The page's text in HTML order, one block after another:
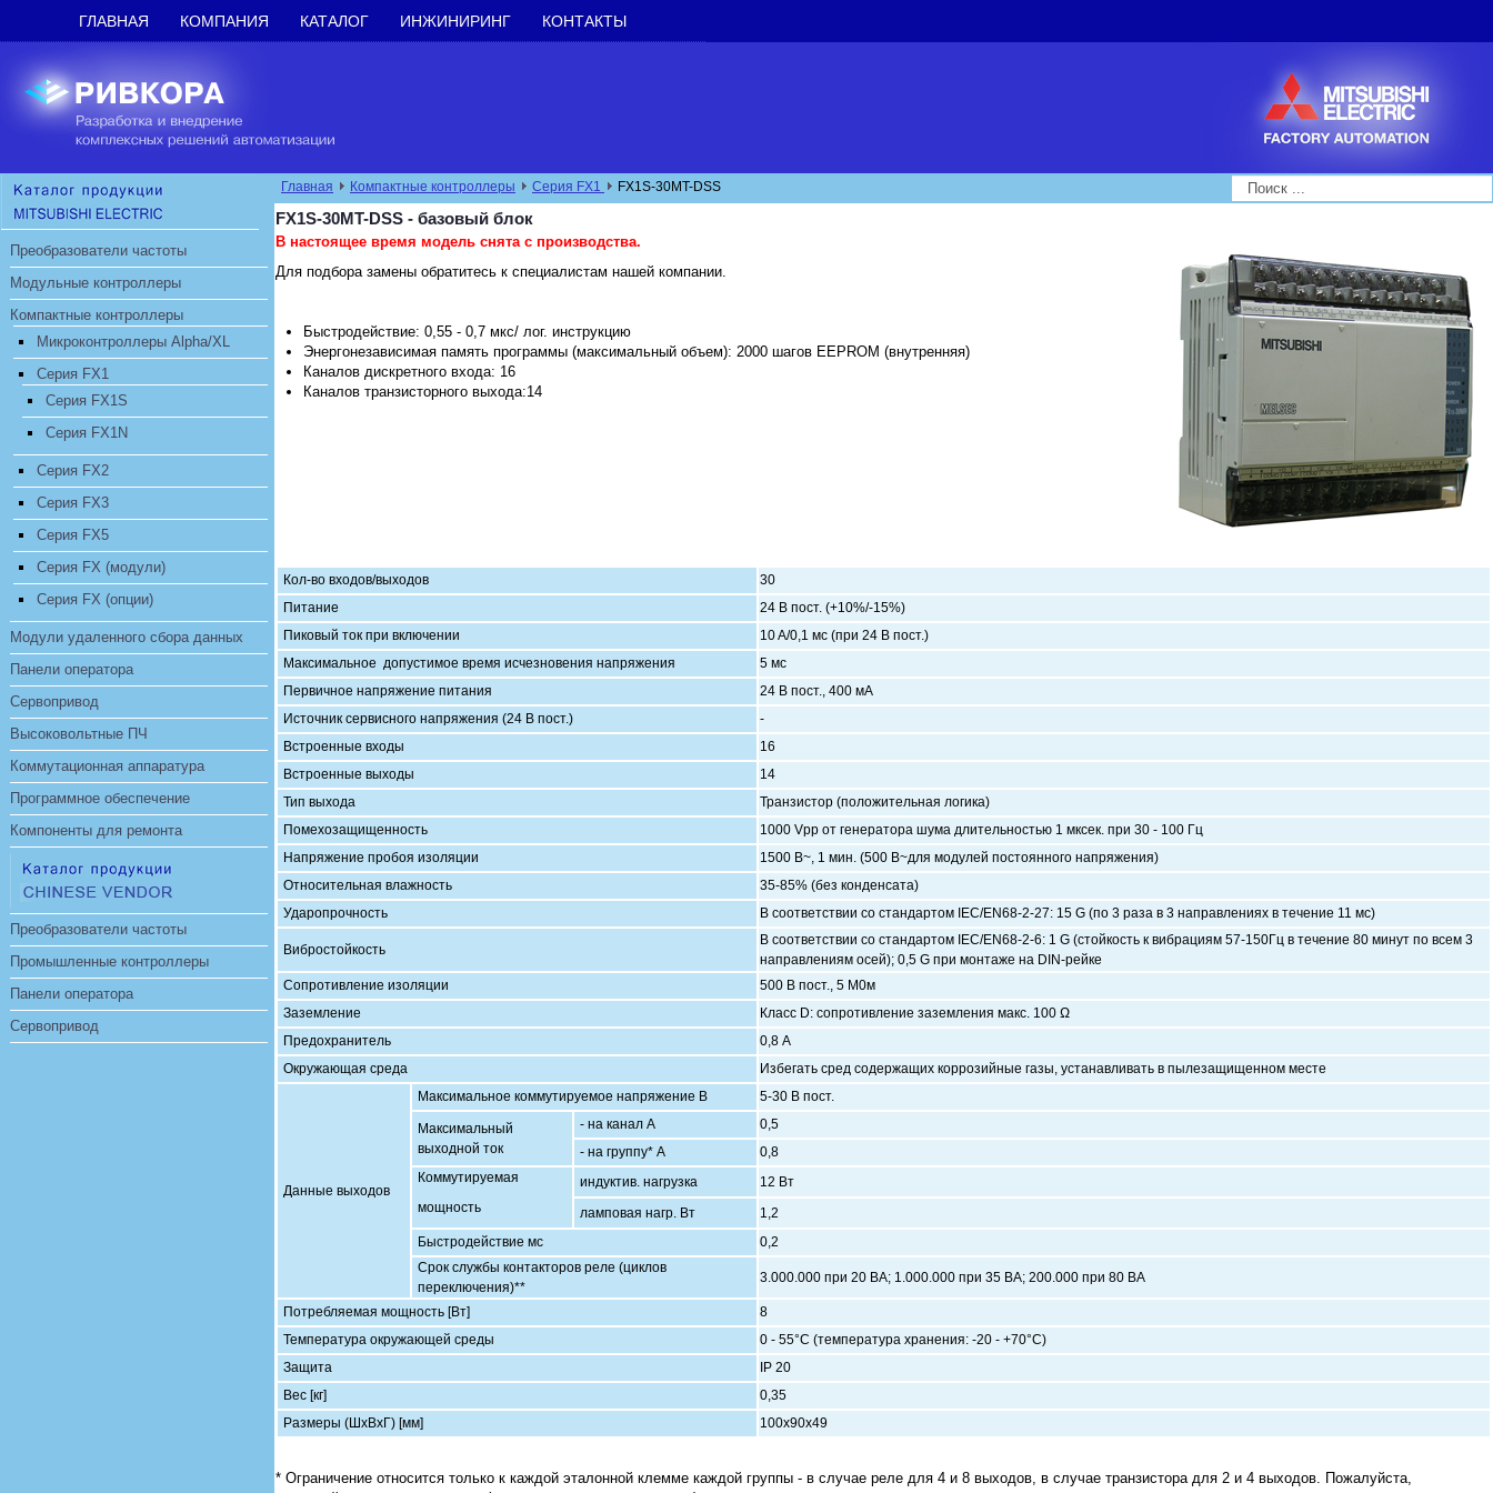
ГЛАВНАЯ КОМПАНИЯ КАТАЛОГ ИНЖИНИРИНГ КОНТАКТЫ
Преобразователи частоты
Модульные контроллеры
Компактные контроллеры
Микроконтроллеры Alpha/XL
Серия FX1
Серия FX1S
Cерия FX1N
Серия FX2
Серия FX3
Серия FX5
Серия FX (модули)
Серия FX (опции)
Модули удаленного сбора данных
Панели оператора
Сервопривод
Высоковольтные ПЧ
Коммутационная аппаратура
Программное обеспечение
Компоненты для ремонта
Преобразователи частоты
Промышленные контроллеры
Панели оператора
Сервопривод
Главная Компактные контроллеры Серия FX1 FX1S-30MT-DSS Search...
FX1S-30MT-DSS - базовый блок
В настоящее время модель снята с производства.
Для подбора замены обратитесь к специалистам нашей компании.
Быстродействие: 0,55 - 0,7 мкс/ лог. инструкцию
Энергонезависимая память программы (максимальный объем): 2000 шагов EEPROM (внутренняя)
Каналов дискретного входа: 16
Каналов транзисторного выхода:14
Кол-во входов/выходов
30
Питание
24 В пост. (+10%/-15%)
Пиковый ток при включении
10 A/0,1 мс (при 24 В пост.)
Максимальное допустимое время исчезновения напряжения
5 мс
Первичное напряжение питания
24 В пост., 400 мА
Источник сервисного напряжения (24 В пост.)
-
Встроенные входы
16
Встроенные выходы
14
Тип выхода
Транзистор (положительная логика)
Помехозащищенность
1000 Vpp от генератора шума длительностью 1 мксек. при 30 - 100 Гц
Напряжение пробоя изоляции
1500 В~, 1 мин. (500 В~для модулей постоянного напряжения)
Относительная влажность
35-85% (без конденсата)
Ударопрочность
В соответствии со стандартом IEC/EN68-2-27: 15 G (по 3 раза в 3 направлениях в течение 11 мс)
Вибростойкость
В соответствии со стандартом IEC/EN68-2-6: 1 G (стойкость к вибрациям 57-150Гц в течение 80 минут по всем 3
направлениям осей); 0,5 G при монтаже на DIN-рейке
Сопротивление изоляции
500 В пост., 5 М0м
Заземление
Класс D: сопротивление заземления макс. 100 Ω
Предохранитель
0,8 А
Окружающая среда
Избегать сред содержащих коррозийные газы, устанавливать в пылезащищенном месте
Данные выходов
Максимальное коммутируемое напряжение В 5-30 В пост.
Максимальный
выходной ток
- на канал А
0,5
- на группу* А
0,8
Коммутируемая
мощность
индуктив. нагрузка
12 Вт
ламповая нагр. Вт
1,2
Быстродействие мс
0,2
Срок службы контакторов реле (циклов
переключения)**
3.000.000 при 20 ВА; 1.000.000 при 35 ВА; 200.000 при 80 ВА
Потребляемая мощность [Вт]
8
Температура окружающей среды
0 - 55°C (температура хранения: -20 - +70°С)
Защита
IP 20
Вес [кг]
0,35
Размеры (ШхВхГ) [мм]
100х90х49
* Ограничение относится только к каждой эталонной клемме каждой группы - в случае реле для 4 и 8 выходов, в случае транзистора для 2 и 4 выходов. Пожалуйста,